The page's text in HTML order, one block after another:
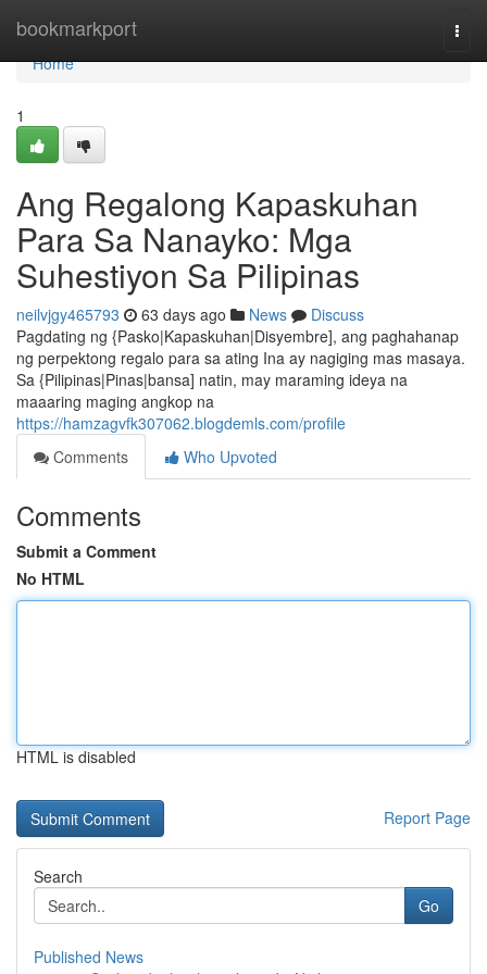
bookmarkport
Home
Home
1
Ang Regalong Kapaskuhan
Para Sa Nanayko: Mga
Suhestiyon Sa Pilipinas
neilvjgy465793 63 days ago News
Discuss
Pagdating ng {Pasko|Kapaskuhan|Disyembre], ang paghahanap
ng perpektong regalo para sa ating Ina ay nagiging mas masaya.
Sa {Pilipinas|Pinas|bansa] natin, may maraming ideya na
maaaring maging angkop na
https://hamzagvfk307062.blogdemls.com/profile
Comments
Who Upvoted
Comments
Submit a Comment
No HTML
HTML is disabled
Report Page
Search
Go
Published News